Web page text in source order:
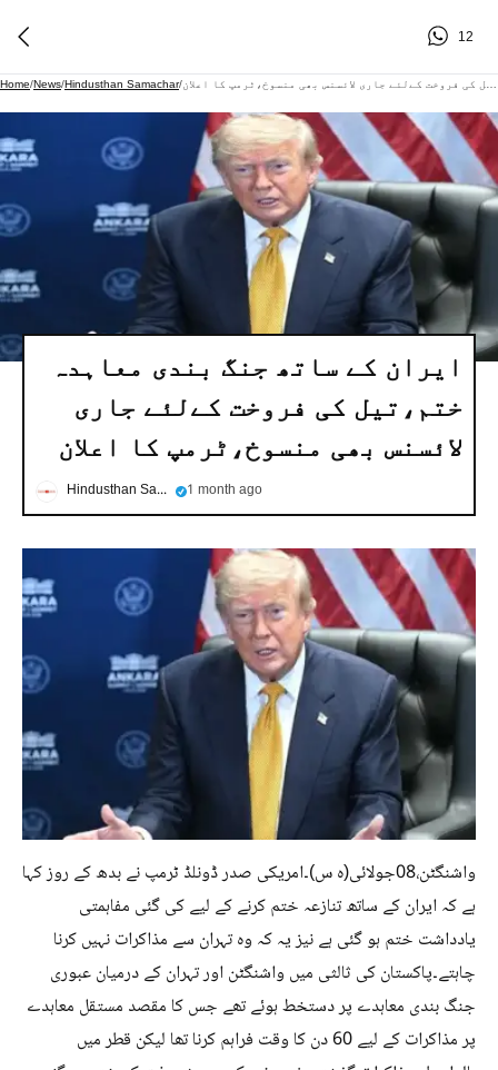
12
Home/News/Hindusthan Samachar/
ایران کے ساتھ جنگ بندی معاہدہ
ختم،تیل کی فروخت کےلئے جاری
لائسنس بھی منسوخ،ٹرمپ کا اعلان
Hindusthan Samachar 1 month ago
واشنگٹن،08جولائی(ہ س)۔امریکی صدر ڈونلڈ ٹرمپ نے بدھ کے روز کہا
ہے کہ ایران کے ساتھ تنازعہ ختم کرنے کے لیے کی گئی مفاہمتی
یادداشت ختم ہو گئی ہے نیز یہ کہ وہ تہران سے مذاکرات نہیں کرنا
چاہتے۔پاکستان کی ثالثی میں واشنگٹن اور تہران کے درمیان عبوری
جنگ بندی معاہدے پر دستخط ہوئے تھے جس کا مقصد مستقل معاہدے
پر مذاکرات کے لیے 60 دن کا وقت فراہم کرنا تھا لیکن قطر میں